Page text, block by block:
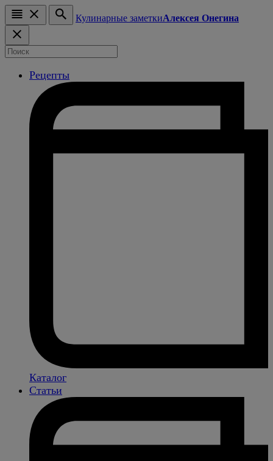
Кулинарные заметкиАлексея Онегина
Рецепты
Каталог
Статьи